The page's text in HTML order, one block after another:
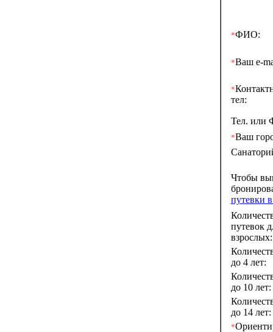
*ФИО:
*Ваш e-
*
тел:
Тел. или
*Ваш
Чтобы
путевки
путевок
взрослых:
до 4 лет:
до 10 лет:
до 14 лет:
*